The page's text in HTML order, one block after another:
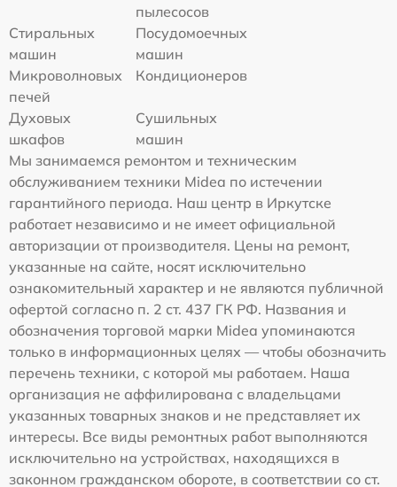
пылесосов
Стиральных
машин
Посудомоечных
машин
Микроволновых
печей
Кондиционеров
Духовых
шкафов
Сушильных
машин
Мы занимаемся ремонтом и техническим
обслуживанием техники Midea по истечении
гарантийного периода. Наш центр в Иркутске
работает независимо и не имеет официальной
авторизации от производителя. Цены на ремонт,
указанные на сайте, носят исключительно
ознакомительный характер и не являются публичной
офертой согласно п. 2 ст. 437 ГК РФ. Названия и
обозначения торговой марки Midea упоминаются
только в информационных целях — чтобы обозначить
перечень техники, с которой мы работаем. Наша
организация не аффилирована с владельцами
указанных товарных знаков и не представляет их
интересы. Все виды ремонтных работ выполняются
исключительно на устройствах, находящихся в
законном гражданском обороте, в соответствии со ст.